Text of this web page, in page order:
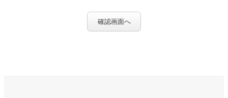
確認画面へ